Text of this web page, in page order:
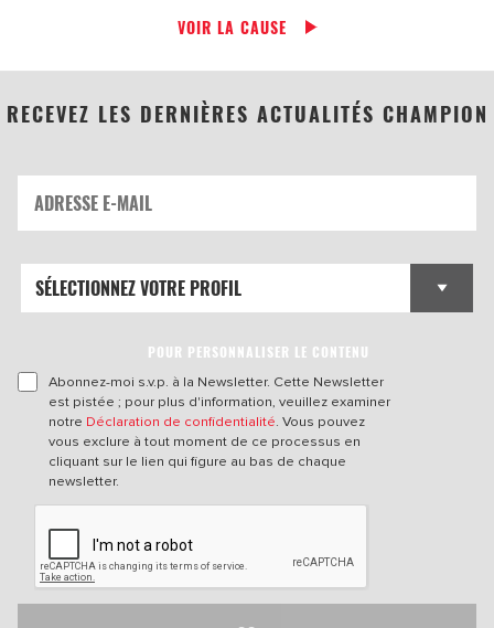
VOIR LA CAUSE
RECEVEZ LES DERNIÈRES ACTUALITÉS CHAMPION
POUR PERSONNALISER LE CONTENU
Abonnez-moi s.v.p. à la Newsletter. Cette Newsletter
est pistée ; pour plus d'information, veuillez examiner
notre Déclaration de confidentialité. Vous pouvez
vous exclure à tout moment de ce processus en
cliquant sur le lien qui figure au bas de chaque
newsletter.